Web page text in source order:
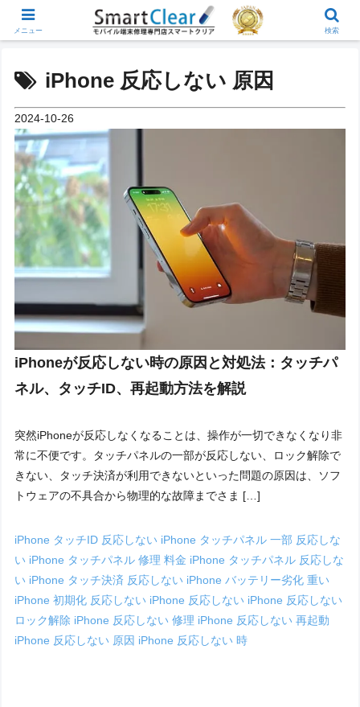
iPhone 反応しない 原因
2024-10-26
iPhoneが反応しない時の原因と対処法：タッチパ
ネル、タッチID、再起動方法を解説
突然iPhoneが反応しなくなることは、操作が一切できなくなり非
常に不便です。タッチパネルの一部が反応しない、ロック解除で
きない、タッチ決済が利用できないといった問題の原因は、ソフ
トウェアの不具合から物理的な故障までさま […]
iPhone タッチID 反応しない iPhone タッチパネル 一部 反応しな
い iPhone タッチパネル 修理 料金 iPhone タッチパネル 反応しな
い iPhone タッチ決済 反応しない iPhone バッテリー劣化 重い
iPhone 初期化 反応しない iPhone 反応しない iPhone 反応しない
ロック解除 iPhone 反応しない 修理 iPhone 反応しない 再起動
iPhone 反応しない 原因 iPhone 反応しない 時
メニュー 検索